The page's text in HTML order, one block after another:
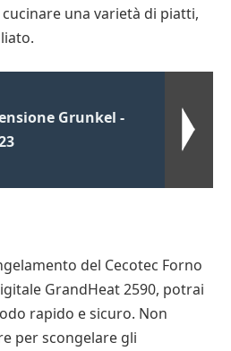
una varietà di piatti,
Grunkel -
del Cecotec Forno
GrandHeat 2590, potrai
rapido e sicuro. Non
per scongelare gli